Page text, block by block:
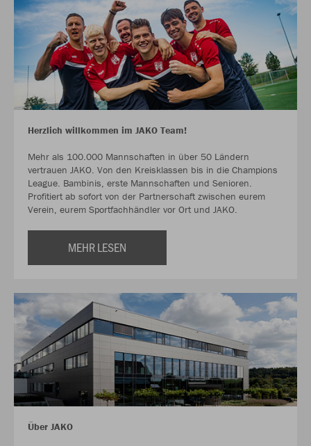
Herzlich willkommen im JAKO Team!
Mehr als 100.000 Mannschaften in über 50 Ländern
vertrauen JAKO. Von den Kreisklassen bis in die Champions
League. Bambinis, erste Mannschaften und Senioren.
Profitiert ab sofort von der Partnerschaft zwischen eurem
Verein, eurem Sportfachhändler vor Ort und JAKO.
MEHR LESEN
Über JAKO